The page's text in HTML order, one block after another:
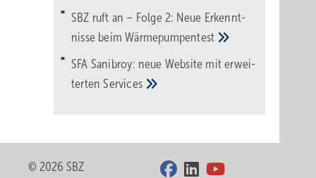
SBZ ruft an – Folge 2: Neue Erkennt­
nisse beimWärme­pumpen­test
SFA Sanibroy: neue Web­site mit erwei­
tertenServices
© 2026 SBZ